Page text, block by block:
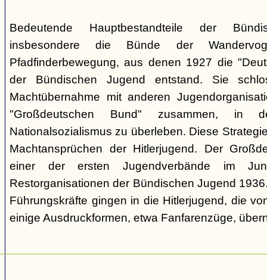
Bedeutende Hauptbestandteile der
insbesondere die Bünde der
Pfadfinderbewegung, aus denen 1927 die
der Bündischen Jugend entstand. Sie
Machtübernahme mit anderen
"Großdeutschen Bund" zusammen,
Nationalsozialismus zu überleben. Diese
Machtansprüchen der Hitlerjugend. Der
einer der ersten Jugendverbände im
Restorganisationen der Bündischen Jugend
Führungskräfte gingen in die Hitlerjugend, die
einige Ausdruckformen, etwa Fanfarenzüge,